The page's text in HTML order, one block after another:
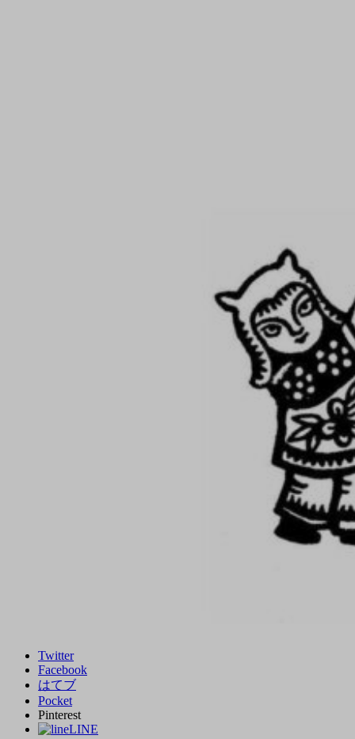
Twitter
Facebook
はてブ
Pocket
Pinterest
LINE